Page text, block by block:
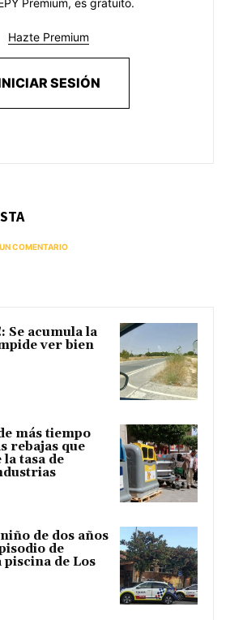
Hazte Premium
SESIÓN
COMENTARIO
Se acumula la
ver bien
más tiempo
rebajas que
la tasa de
de dos años
de
de Los